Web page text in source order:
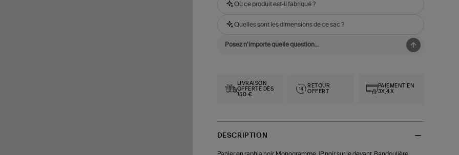
Où ce produit est-il fabriqué ?
Quelles sont les dimensions de ce sac ?
LIVRAISON
OFFERTE DÈS
150 €
RETOUR
OFFERT
PAIEMENT EN
3X,4X
DESCRIPTION